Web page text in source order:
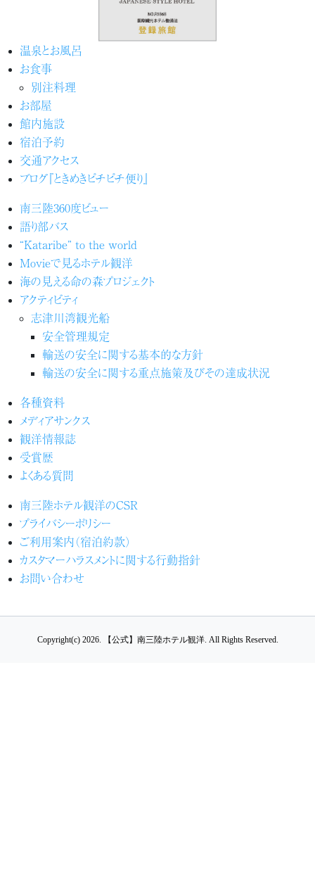
温泉とお風呂
お食事
別注料理
お部屋
館内施設
宿泊予約
交通アクセス
ブログ『ときめきピチピチ便り』
南三陸360度ビュー
語り部バス
“Kataribe” to the world
Movieで見るホテル観洋
海の見える命の森プロジェクト
アクティビティ
志津川湾観光船
安全管理規定
輸送の安全に関する基本的な方針
輸送の安全に関する重点施策及びその達成状況
各種資料
メディアサンクス
観洋情報誌
受賞歴
よくある質問
南三陸ホテル観洋のCSR
プライバシーポリシー
ご利用案内（宿泊約款）
カスタマーハラスメントに関する行動指針
お問い合わせ
Copyright(c) 2026. 【公式】南三陸ホテル観洋. All Rights Reserved.